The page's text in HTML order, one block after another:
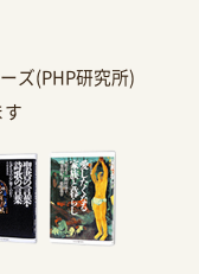
ズ(PHP研究所)